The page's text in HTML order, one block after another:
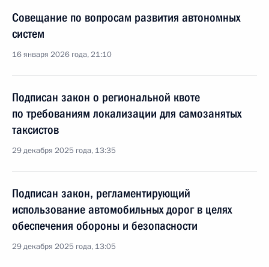
Совещание по вопросам развития автономных
систем
16 января 2026 года, 21:10
Подписан закон о региональной квоте
по требованиям локализации для самозанятых
таксистов
29 декабря 2025 года, 13:35
Подписан закон, регламентирующий
использование автомобильных дорог в целях
обеспечения обороны и безопасности
29 декабря 2025 года, 13:05